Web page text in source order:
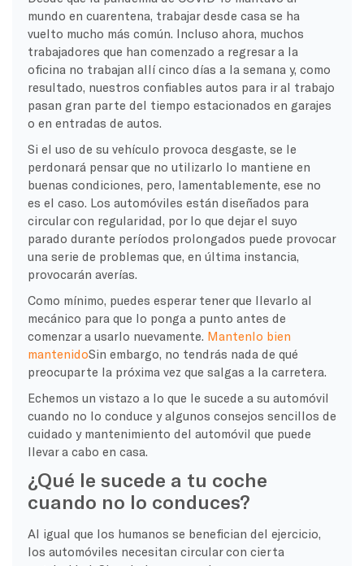
mundo en cuarentena, trabajar desde casa se ha
vuelto mucho más común. Incluso ahora, muchos
trabajadores que han comenzado a regresar a la
oficina no trabajan allí cinco días a la semana y, como
resultado, nuestros confiables autos para ir al trabajo
pasan gran parte del tiempo estacionados en garajes
o en entradas de autos.
Si el uso de su vehículo provoca desgaste, se le
perdonará pensar que no utilizarlo lo mantiene en
buenas condiciones, pero, lamentablemente, ese no
es el caso. Los automóviles están diseñados para
circular con regularidad, por lo que dejar el suyo
parado durante períodos prolongados puede provocar
una serie de problemas que, en última instancia,
provocarán averías.
Como mínimo, puedes esperar tener que llevarlo al
mecánico para que lo ponga a punto antes de
comenzar a usarlo nuevamente. Mantenlo bien
mantenidoSin embargo, no tendrás nada de qué
preocuparte la próxima vez que salgas a la carretera.
Echemos un vistazo a lo que le sucede a su automóvil
cuando no lo conduce y algunos consejos sencillos de
cuidado y mantenimiento del automóvil que puede
llevar a cabo en casa.
¿Qué le sucede a tu coche
cuando no lo conduces?
Al igual que los humanos se benefician del ejercicio,
los automóviles necesitan circular con cierta